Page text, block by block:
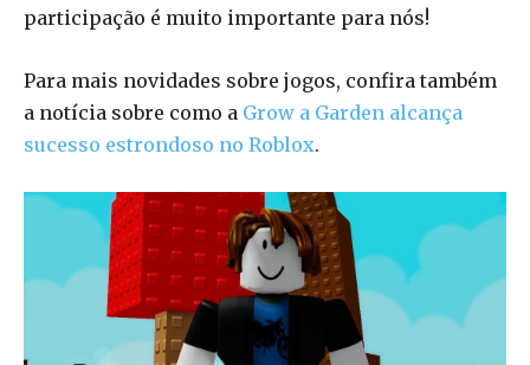
participação é muito importante para nós!
Para mais novidades sobre jogos, confira também
a notícia sobre como a Grow a Garden alcança
sucesso estrondoso no Roblox.